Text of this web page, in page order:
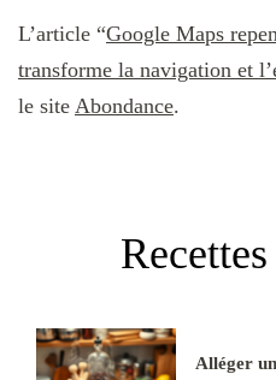
L’article “Google Maps
transforme la navigation et
le site Abondance.
Alléger